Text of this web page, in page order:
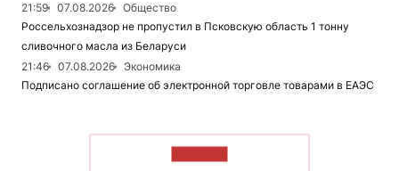
21:59
07.08.2026
Общество
Россельхознадзор не пропустил в Псковскую область 1 тонну
сливочного масла из Беларуси
21:46
07.08.2026
Экономика
Подписано соглашение об электронной торговле товарами в ЕАЭС